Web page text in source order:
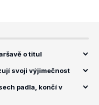
o titul
svoji výjimečnost
padla, končí v